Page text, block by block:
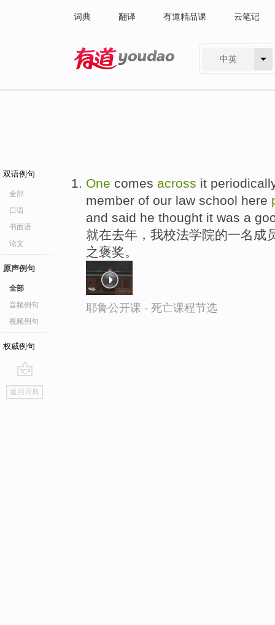
词典 翻译 有道精品课 云笔记
中英
双语例句
全部
口语
书面语
论文
原声例句
全部
音频例句
视频例句
权威例句
go
top
返回词典
One comes across it
member of our law school here
and said he thought it was a
就在去年，我校法学院的一名成
之褒奖。
耶鲁公开课 - 死亡课程节选